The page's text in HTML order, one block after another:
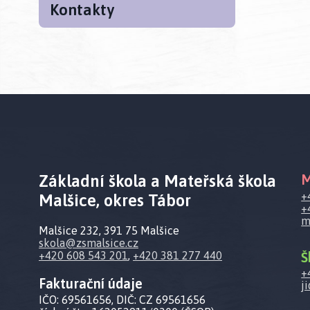
Kontakty
Základní škola a Mateřská škola
Malšice, okres Tábor
Malšice 232, 391 75 Malšice
skola@zsmalsice.cz
+420 608 543 201, +420 381 277 440
Fakturační údaje
IČO: 69561656, DIČ: CZ 69561656